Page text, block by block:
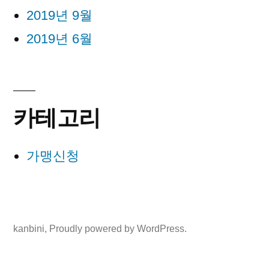
2019년 9월
2019년 6월
카테고리
가맹신청
kanbini, Proudly powered by WordPress.